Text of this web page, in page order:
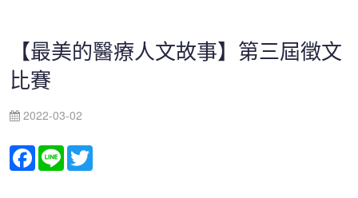
【最美的醫療人文故事】第三屆徵文
比賽
2022-03-02
Facebook
Line